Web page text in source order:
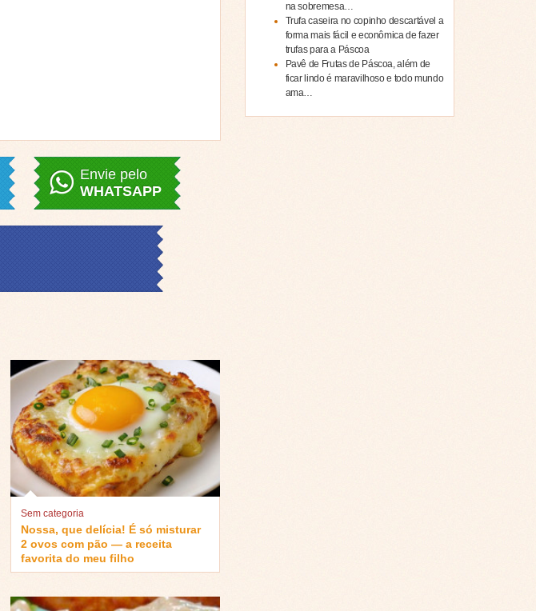
Envie pelo
WHATSAPP
Sem categoria
Nossa, que delícia! É só misturar
2 ovos com pão — a receita
favorita do meu filho
na sobremesa…
Trufa caseira no copinho descartável a
forma mais fácil e econômica de fazer
trufas para a Páscoa
Pavê de Frutas de Páscoa, além de
ficar lindo é maravilhoso e todo mundo
ama…